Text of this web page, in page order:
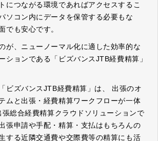
につながる環境であればアクセスするこ
ソコン内にデータを保管する必要もな
でも安心です。
が、ニューノーマル化に適した効率的な
ションである「ビズバンスJTB経費精算」
ビズバンスJTB経費精算」は、 出張のオ
ムと出張・経費精算ワークフローが一体
総合経費精算クラウドソリューションで
張申請や手配・精算・支払はもちろんの
する近隣交通費や交際費等の精算にも活